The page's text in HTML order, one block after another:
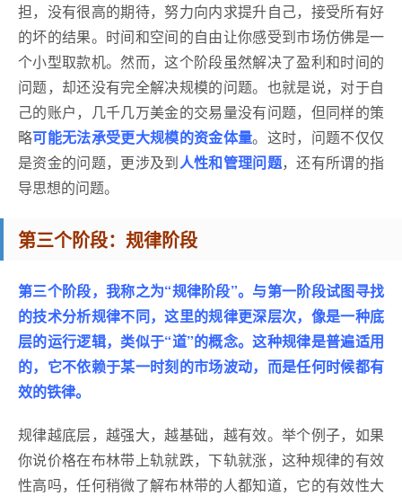
担，没有很高的期待，努力向内求提升自己，接受所有好
的坏的结果。时间和空间的自由让你感受到市场仿佛是一
个小型取款机。然而，这个阶段虽然解决了盈利和时间的
问题，却还没有完全解决规模的问题。也就是说，对于自
己的账户，几千几万美金的交易量没有问题，但同样的策
略可能无法承受更大规模的资金体量。这时，问题不仅仅
是资金的问题，更涉及到人性和管理问题，还有所谓的指
导思想的问题。
第三个阶段：规律阶段
第三个阶段，我称之为“规律阶段”。与第一阶段试图寻找
的技术分析规律不同，这里的规律更深层次，像是一种底
层的运行逻辑，类似于“道”的概念。这种规律是普遍适用
的，它不依赖于某一时刻的市场波动，而是任何时候都有
效的铁律。
规律越底层，越强大，越基础，越有效。举个例子，如果
你说价格在布林带上轨就跌，下轨就涨，这种规律的有效
性高吗，任何稍微了解布林带的人都知道，它的有效性大